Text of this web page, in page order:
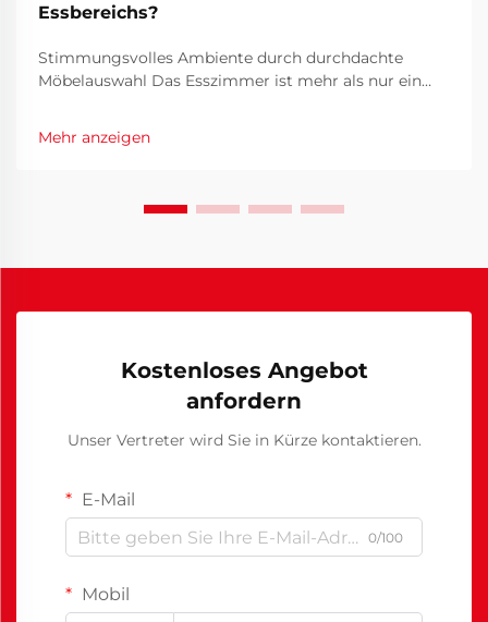
Essbereichs?
Stimmungsvolles Ambiente durch durchdachte
Möbelauswahl Das Esszimmer ist mehr als nur ein
bleibende Erinnerungen, Gespräche fließen frei und
Beziehungen vertiefen sich bei köstlichem Essen und
Mehr anzeigen
Kostenloses Angebot
anfordern
Unser Vertreter wird Sie in Kürze kontaktieren.
E-Mail
0/100
Mobil